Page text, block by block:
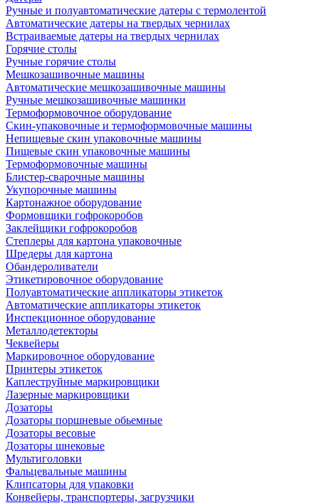
Ручные и полуавтоматические датеры с термолентой
Автоматические датеры на твердых чернилах
Встраиваемые датеры на твердых чернилах
Горячие столы
Ручные горячие столы
Мешкозашивочные машины
Автоматические мешкозашивочные машины
Ручные мешкозашивочные машинки
Термоформовочное оборудование
Скин-упаковочные и термоформовочные машины
Непищевые скин упаковочные машины
Пищевые скин упаковочные машины
Термоформовочные машины
Блистер-сварочные машины
Укупорочные машины
Картонажное оборудование
Формовщики гофрокоробов
Заклейщики гофрокоробов
Степлеры для картона упаковочные
Шредеры для картона
Обандероливатели
Этикетировочное оборудование
Полуавтоматические аппликаторы этикеток
Автоматические аппликаторы этикеток
Инспекционное оборудование
Металлодетекторы
Чеквейеры
Маркировочное оборудование
Принтеры этикеток
Каплеструйные маркировщики
Лазерные маркировщики
Дозаторы
Дозаторы поршневые обьемные
Дозаторы весовые
Дозаторы шнековые
Мультиголовки
Фальцевальные машины
Клипсаторы для упаковки
Конвейеры, транспортеры, загрузчики